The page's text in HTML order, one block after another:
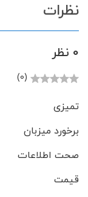
نظرات
0 نظر
(0)
تمیزی
برخورد میزبان
صحت اطلاعات
قیمت